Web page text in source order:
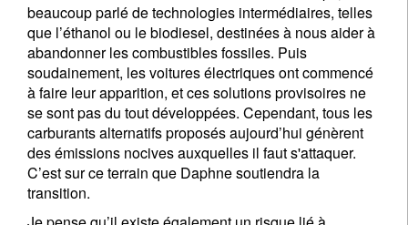
beaucoup parlé de technologies intermédiaires, telles
que l’éthanol ou le biodiesel, destinées à nous aider à
abandonner les combustibles fossiles. Puis
soudainement, les voitures électriques ont commencé
à faire leur apparition, et ces solutions provisoires ne
se sont pas du tout développées. Cependant, tous les
carburants alternatifs proposés aujourd’hui génèrent
des émissions nocives auxquelles il faut s'attaquer.
C’est sur ce terrain que Daphne soutiendra la
transition.